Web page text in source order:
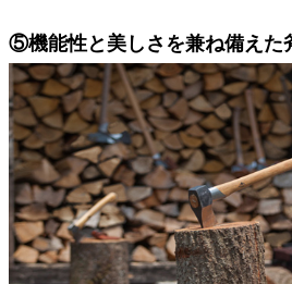
⑤機能性と美しさを兼ね備えた